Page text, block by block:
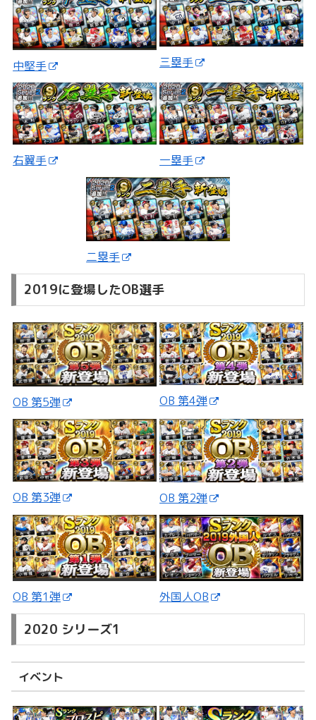
中堅手 三塁手
右翼手 一塁手
二塁手
2019に登場したOB選手
OB 第5弾 OB 第4弾
OB 第3弾 OB 第2弾
OB 第1弾 外国人OB
2020 シリーズ1
イベント